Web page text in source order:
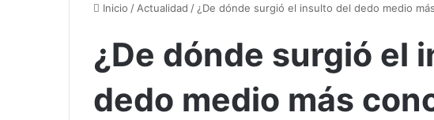
Inicio / Actualidad / ¿De dónde surgió el insulto del dedo medio
¿De dónde surgió el
dedo medio más